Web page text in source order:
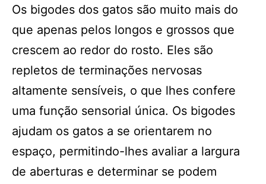
Os bigodes dos gatos são muito mais do
que apenas pelos longos e grossos que
crescem ao redor do rosto. Eles são
repletos de terminações nervosas
altamente sensíveis, o que lhes confere
uma função sensorial única. Os bigodes
ajudam os gatos a se orientarem no
espaço, permitindo-lhes avaliar a largura
de aberturas e determinar se podem